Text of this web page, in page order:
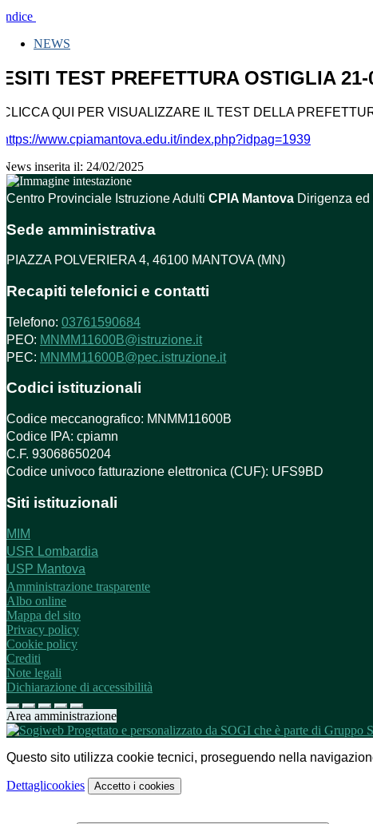
Indice
NEWS
ESITI TEST PREFETTURA OSTIGLIA 21-
CLICCA QUI PER VISUALIZZARE IL TEST DELLA
https://www.cpiamantova.edu.it/index.php?idpag=1939
News inserita il: 24/02/2025
Centro Provinciale Istruzione Adulti CPIA Mantova Dirigenza
Sede amministrativa
PIAZZA POLVERIERA 4, 46100 MANTOVA (MN)
Recapiti telefonici e contatti
Telefono: 03761590684
PEO: MNMM11600B@istruzione.it
PEC: MNMM11600B@pec.istruzione.it
Codici istituzionali
Codice meccanografico: MNMM11600B
Codice IPA: cpiamn
C.F. 93068650204
Codice univoco fatturazione elettronica (CUF): UFS9BD
Siti istituzionali
MIM
USR Lombardia
USP Mantova
Amministrazione trasparente
Albo online
Mappa del sito
Privacy policy
Cookie policy
Crediti
Note legali
Dichiarazione di accessibilità
Area amministrazione
Questo sito utilizza cookie tecnici, proseguendo nella
Dettaglicookies Accetto i cookies